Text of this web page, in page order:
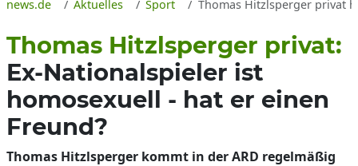
news.de Aktuelles Sport Thomas Hitzlsperger privat
Thomas Hitzlsperger privat:
Ex-Nationalspieler ist
homosexuell - hat er einen
Freund?
Thomas Hitzlsperger kommt in der ARD regelmäßig